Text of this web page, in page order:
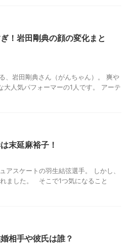
！岩田剛典の顔の変化まと
岩田剛典さん（がんちゃん）。 爽や
人気パフォーマーの1人です。 アーテ
末延麻裕子！
スケートの羽生結弦選手。 しかし、
ました。 そこで1つ気になること
相手や彼氏は誰？